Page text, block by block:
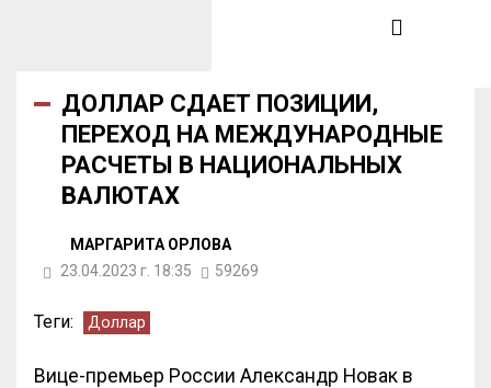
ДОЛЛАР СДАЕТ ПОЗИЦИИ,
ПЕРЕХОД НА МЕЖДУНАРОДНЫЕ
РАСЧЕТЫ В НАЦИОНАЛЬНЫХ
ВАЛЮТАХ
МАРГАРИТА ОРЛОВА
23.04.2023 г. 18:35
59269
Теги: Доллар
Вице-премьер России Александр Новак в